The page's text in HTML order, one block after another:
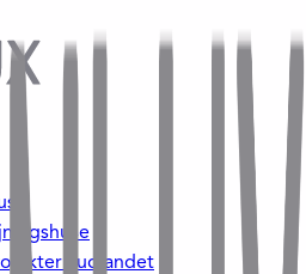
i udlandet